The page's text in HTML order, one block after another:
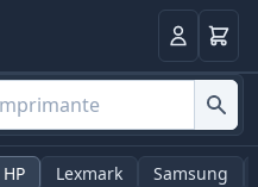
Panier
HP Lexmark Samsung